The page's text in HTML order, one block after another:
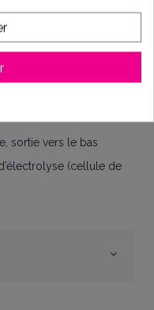
LM2‑10 S et TS
sortie vers le bas
(cellule de